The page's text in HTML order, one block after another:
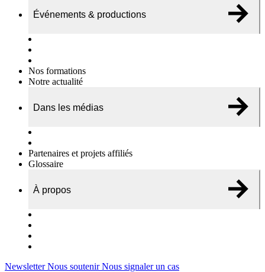
Événements & productions
Nos formations
Notre actualité
Dans les médias
Partenaires et projets affiliés
Glossaire
À propos
NewsletterNous soutenirNous signaler un cas